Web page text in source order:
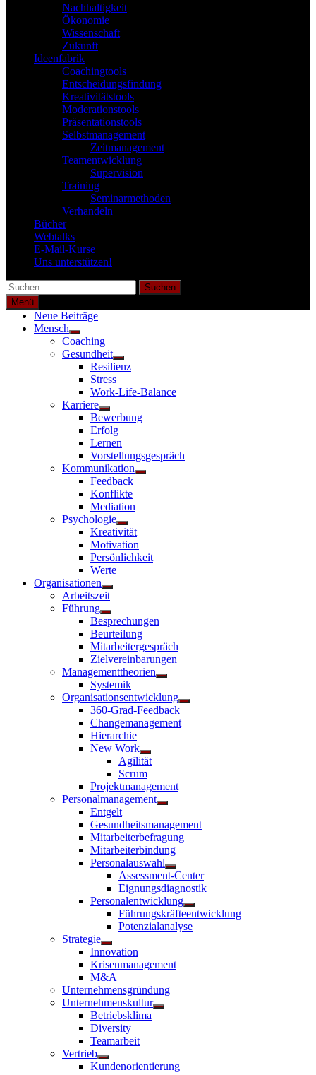
Nachhaltigkeit
Ökonomie
Wissenschaft
Zukunft
Ideenfabrik
Coachingtools
Entscheidungsfindung
Kreativitätstools
Moderationstools
Präsentationstools
Selbstmanagement
Zeitmanagement
Teamentwicklung
Supervision
Training
Seminarmethoden
Verhandeln
Bücher
Webtalks
E-Mail-Kurse
Uns unterstützen!
Suchen
nach:
Menü
Neue Beiträge
Mensch
Untermenü
anzeigen
Coaching
Gesundheit
Untermenü
anzeigen
Resilienz
Stress
Work-Life-Balance
Karriere
Untermenü
anzeigen
Bewerbung
Erfolg
Lernen
Vorstellungsgespräch
Kommunikation
Untermenü
Feedback
Konflikte
Mediation
Psychologie
Untermenü
anzeigen
Kreativität
Motivation
Persönlichkeit
Werte
Organisationen
Untermenü
anzeigen
Arbeitszeit
Führung
Untermenü
anzeigen
Besprechungen
Beurteilung
Mitarbeitergespräch
Zielvereinbarungen
Managementtheorien
Untermenü
Systemik
Organisationsentwicklung
Untermenü
360-Grad-Feedback
Changemanagement
Hierarchie
New Work
Untermenü
anzeigen
Agilität
Scrum
Projektmanagement
Personalmanagement
Untermenü
Entgelt
Gesundheitsmanagement
Mitarbeiterbefragung
Mitarbeiterbindung
Personalauswahl
Untermenü
anzeigen
Assessment-Center
Eignungsdiagnostik
Personalentwicklung
Untermenü
anzeigen
Führungskräfteentwicklung
Potenzialanalyse
Strategie
Untermenü
anzeigen
Innovation
Krisenmanagement
M&A
Unternehmensgründung
Unternehmenskultur
Untermenü
Betriebsklima
Diversity
Teamarbeit
Vertrieb
Untermenü
anzeigen
Kundenorientierung